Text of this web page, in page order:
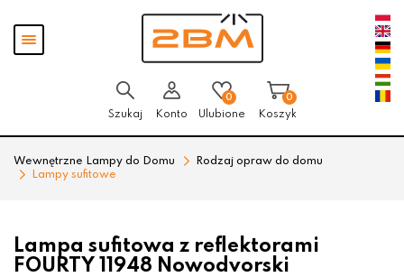
Pokaż
menu
Szukaj Konto
0
Ulubione
0
Koszyk
Wewnętrzne Lampy do Domu
Rodzaj opraw do domu
Lampy sufitowe
Lampa sufitowa z reflektorami
FOURTY 11948 Nowodvorski